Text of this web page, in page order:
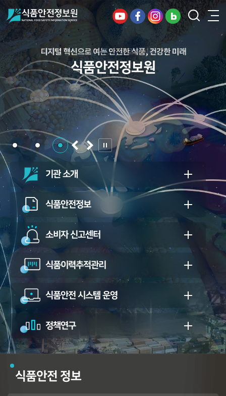
건강하고 안전한 식생활, 일상의 행복을
든든하게 지키는 식품안전 지킴이
식품안전정보원
세계로 뻗어가는 K-푸드, 글로벌 식품안전 리더
식품안전정보원
디지털 혁신으로 여는 안전한 식품, 건강한 미래
식품안전정보원
기관 소개
식품안전정보
소비자 신고센터
식품이력추적관리
식품안전 시스템 운영
정책연구
식품안전 정보